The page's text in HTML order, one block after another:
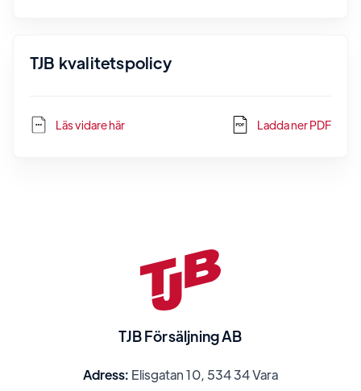
TJB kvalitetspolicy
Läs vidare här Ladda ner PDF
TJB Försäljning AB
Adress: Elisgatan 10, 534 34 Vara